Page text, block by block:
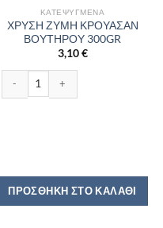
ΚΑΤΕΨΥΓΜΈΝΑ
ΧΡΥΣΗ ΖΥΜΗ ΚΡΟΥΑΣΑΝ
ΒΟΥΤΗΡΟΥ 300GR
3,10€
ΠΡΟΣΘΉΚΗ ΣΤΟ ΚΑΛΆΘΙ